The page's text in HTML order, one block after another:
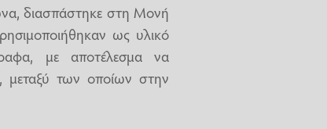
διασπάστηκε στη Μονή
ως υλικό
με αποτέλεσμα να
μεταξύ των οποίων στην